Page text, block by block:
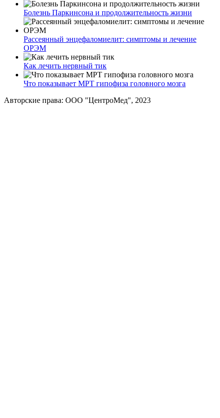
Болезнь Паркинсона и продолжительность жизни
Рассеянный энцефаломиелит: симптомы и лечение
ОРЭМ
Как лечить нервный тик
Что показывает МРТ гипофиза головного мозга
Авторские права: ООО "ЦентроМед", 2023